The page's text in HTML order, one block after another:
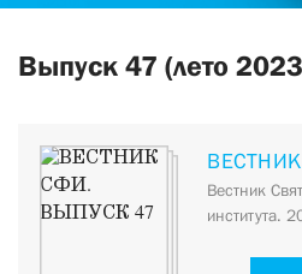
Выпуск 47 (лето
Вестник
института.